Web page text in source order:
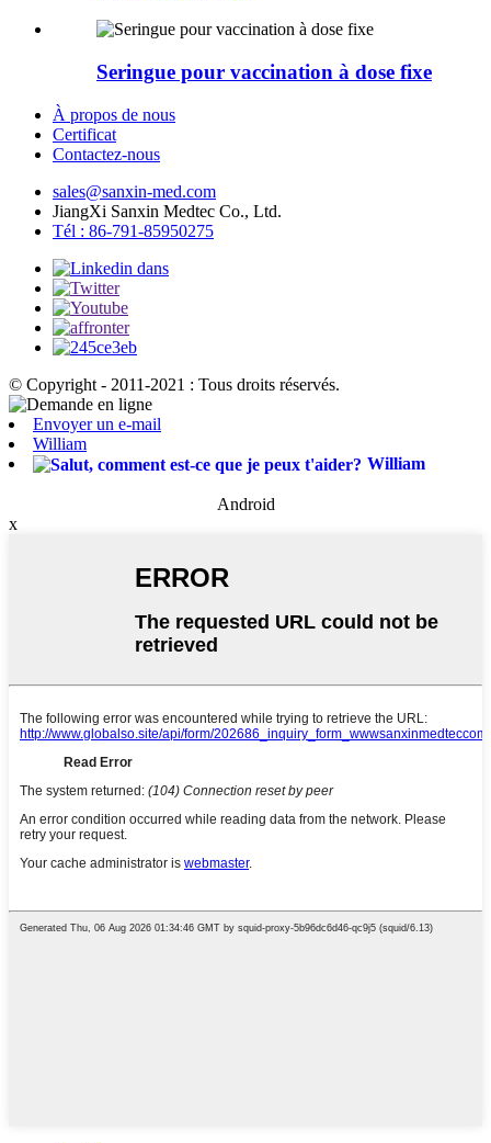
Seringue pour vaccination à dose fixe
À propos de nous
Certificat
Contactez-nous
sales@sanxin-med.com
JiangXi Sanxin Medtec Co., Ltd.
Tél : 86-791-85950275
© Copyright - 2011-2021 : Tous droits réservés.
Envoyer un e-mail
William
William
Android
x